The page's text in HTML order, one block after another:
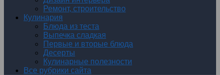
Ремонт, строительство
Кулинария
Блюда из теста
Выпечка сладкая
Первые и вторые блюда
Десерты
Кулинарные полезности
Все рубрики сайта